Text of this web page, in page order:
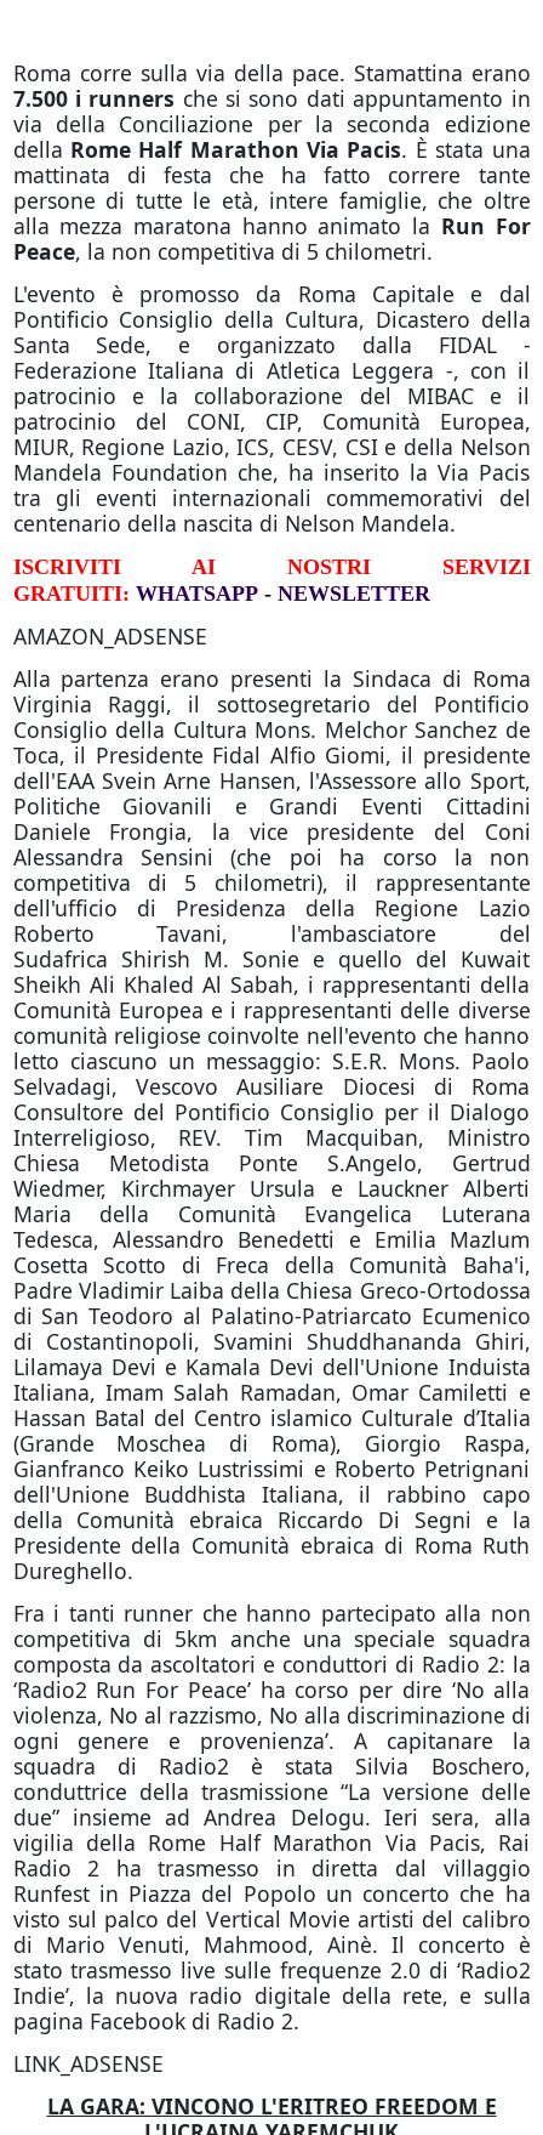
Roma corre sulla via della pace. Stamattina erano
7.500 i runners che si sono dati appuntamento in
via della Conciliazione per la seconda edizione
della Rome Half Marathon Via Pacis. È stata una
mattinata di festa che ha fatto correre tante
persone di tutte le età, intere famiglie, che oltre
alla mezza maratona hanno animato la Run For
Peace, la non competitiva di 5 chilometri.
L'evento è promosso da Roma Capitale e dal
Pontificio Consiglio della Cultura, Dicastero della
Santa Sede, e organizzato dalla FIDAL -
Federazione Italiana di Atletica Leggera -, con il
patrocinio e la collaborazione del MIBAC e il
patrocinio del CONI, CIP, Comunità Europea,
MIUR, Regione Lazio, ICS, CESV, CSI e della Nelson
Mandela Foundation che, ha inserito la Via Pacis
tra gli eventi internazionali commemorativi del
centenario della nascita di Nelson Mandela.
ISCRIVITI AI NOSTRI SERVIZI
GRATUITI: WHATSAPP- NEWSLETTER
AMAZON_ADSENSE
Alla partenza erano presenti la Sindaca di Roma
Virginia Raggi, il sottosegretario del Pontificio
Consiglio della Cultura Mons. Melchor Sanchez de
Toca, il Presidente Fidal Alfio Giomi, il presidente
dell'EAA Svein Arne Hansen, l'Assessore allo Sport,
Politiche Giovanili e Grandi Eventi Cittadini
Daniele Frongia, la vice presidente del Coni
Alessandra Sensini (che poi ha corso la non
competitiva di 5 chilometri), il rappresentante
dell'ufficio di Presidenza della Regione Lazio
Roberto Tavani, l'ambasciatore del
Sudafrica Shirish M. Sonie e quello del Kuwait
Sheikh Ali Khaled Al Sabah, i rappresentanti della
Comunità Europea e i rappresentanti delle diverse
comunità religiose coinvolte nell'evento che hanno
letto ciascuno un messaggio: S.E.R. Mons. Paolo
Selvadagi, Vescovo Ausiliare Diocesi di Roma
Consultore del Pontificio Consiglio per il Dialogo
Interreligioso, REV. Tim Macquiban, Ministro
Chiesa Metodista Ponte S.Angelo, Gertrud
Wiedmer, Kirchmayer Ursula e Lauckner Alberti
Maria della Comunità Evangelica Luterana
Tedesca, Alessandro Benedetti e Emilia Mazlum
Cosetta Scotto di Freca della Comunità Baha'i,
Padre Vladimir Laiba della Chiesa Greco-Ortodossa
di San Teodoro al Palatino-Patriarcato Ecumenico
di Costantinopoli, Svamini Shuddhananda Ghiri,
Lilamaya Devi e Kamala Devi dell'Unione Induista
Italiana, Imam Salah Ramadan, Omar Camiletti e
Hassan Batal del Centro islamico Culturale d’Italia
(Grande Moschea di Roma), Giorgio Raspa,
Gianfranco Keiko Lustrissimi e Roberto Petrignani
dell'Unione Buddhista Italiana, il rabbino capo
della Comunità ebraica Riccardo Di Segni e la
Presidente della Comunità ebraica di Roma Ruth
Dureghello.
Fra i tanti runner che hanno partecipato alla non
competitiva di 5km anche una speciale squadra
composta da ascoltatori e conduttori di Radio 2: la
‘Radio2 Run For Peace’ ha corso per dire ‘No alla
violenza, No al razzismo, No alla discriminazione di
ogni genere e provenienza’. A capitanare la
squadra di Radio2 è stata Silvia Boschero,
conduttrice della trasmissione “La versione delle
due” insieme ad Andrea Delogu. Ieri sera, alla
vigilia della Rome Half Marathon Via Pacis, Rai
Radio 2 ha trasmesso in diretta dal villaggio
Runfest in Piazza del Popolo un concerto che ha
visto sul palco del Vertical Movie artisti del calibro
di Mario Venuti, Mahmood, Ainè. Il concerto è
stato trasmesso live sulle frequenze 2.0 di ‘Radio2
Indie’, la nuova radio digitale della rete, e sulla
pagina Facebook di Radio 2.
LINK_ADSENSE
LA GARA: VINCONO L'ERITREO FREEDOM E